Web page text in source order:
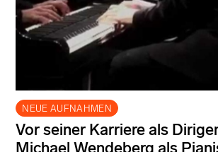
NEUE AUFNAHMEN
Vor seiner Karriere als
Michael Wendeberg als